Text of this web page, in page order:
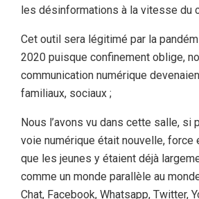
les désinformations à la vitesse du
Cet outil sera légitimé par la
2020 puisque confinement oblige,
communication numérique
familiaux, sociaux ;
Nous l’avons vu dans cette salle, si
voie numérique était nouvelle, force
que les jeunes y étaient déjà
comme un monde parallèle au
Chat, Facebook, Whatsapp, Twitter,